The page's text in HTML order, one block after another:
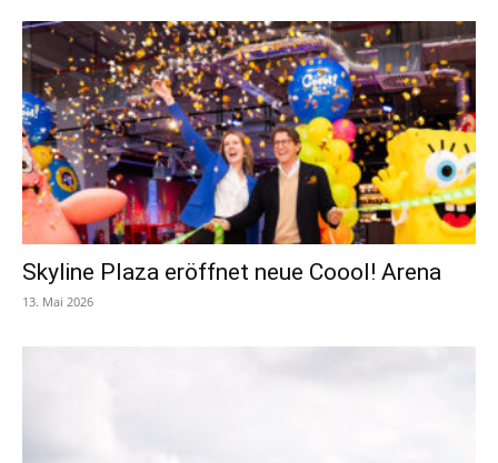
Skyline Plaza eröffnet neue Coool! Arena
13. Mai 2026